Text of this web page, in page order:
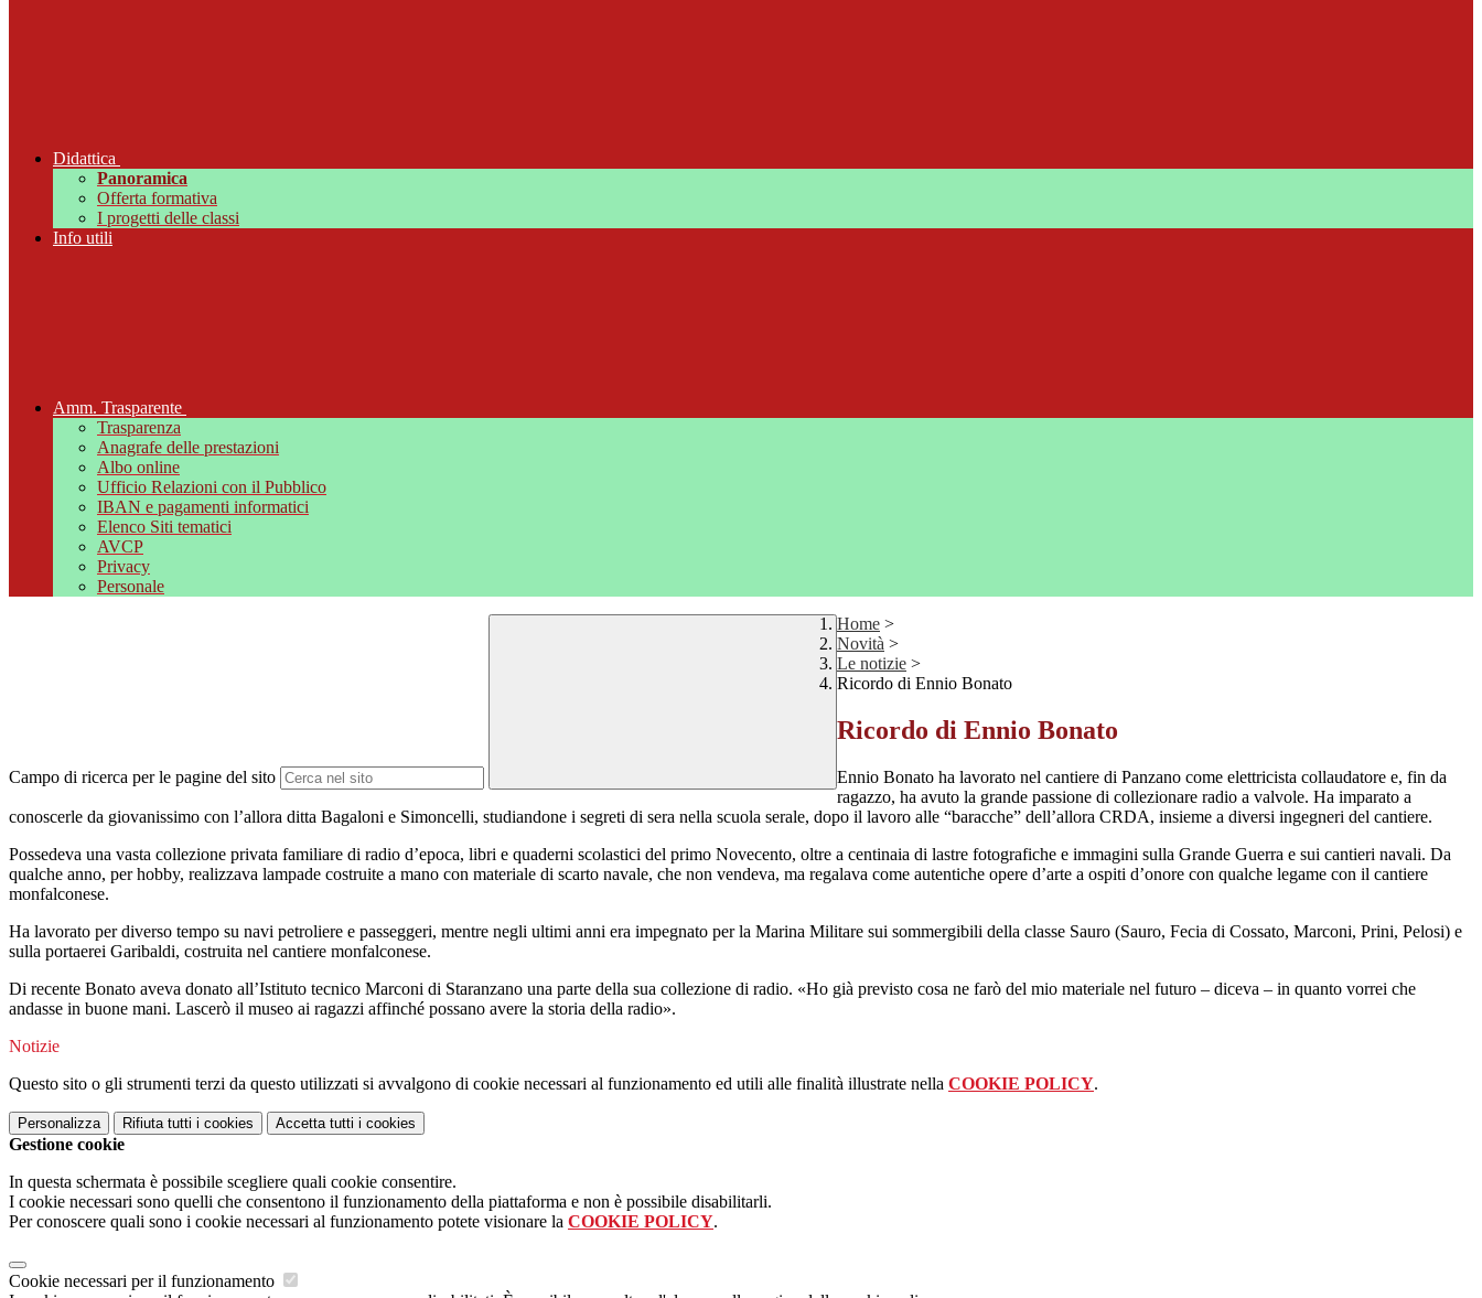
Didattica
Panoramica
Offerta formativa
I progetti delle classi
Info utili
Amm. Trasparente
Trasparenza
Anagrafe delle prestazioni
Albo online
Ufficio Relazioni con il Pubblico
IBAN e pagamenti informatici
Elenco Siti tematici
AVCP
Privacy
Personale
Campo di ricerca per le pagine del sito
Home >
Novità >
Le notizie >
Ricordo di Ennio Bonato
Ricordo di Ennio Bonato
Ennio Bonato ha lavorato nel cantiere di Panzano come elettricista collaudatore e, fin da
ragazzo, ha avuto la grande passione di collezionare radio a valvole. Ha imparato a
conoscerle da giovanissimo con l’allora ditta Bagaloni e Simoncelli, studiandone i segreti di sera nella scuola serale, dopo il lavoro alle “baracche” dell’allora CRDA, insieme a diversi ingegneri del cantiere.
Possedeva una vasta collezione privata familiare di radio d’epoca, libri e quaderni scolastici del primo Novecento, oltre a centinaia di lastre fotografiche e immagini sulla Grande Guerra e sui cantieri navali. Da
qualche anno, per hobby, realizzava lampade costruite a mano con materiale di scarto navale, che non vendeva, ma regalava come autentiche opere d’arte a ospiti d’onore con qualche legame con il cantiere
monfalconese.
Ha lavorato per diverso tempo su navi petroliere e passeggeri, mentre negli ultimi anni era impegnato per la Marina Militare sui sommergibili della classe Sauro (Sauro, Fecia di Cossato, Marconi, Prini, Pelosi) e
sulla portaerei Garibaldi, costruita nel cantiere monfalconese.
Di recente Bonato aveva donato all’Istituto tecnico Marconi di Staranzano una parte della sua collezione di radio. «Ho già previsto cosa ne farò del mio materiale nel futuro – diceva – in quanto vorrei che
andasse in buone mani. Lascerò il museo ai ragazzi affinché possano avere la storia della radio».
Notizie
Questo sito o gli strumenti terzi da questo utilizzati si avvalgono di cookie necessari al funzionamento ed utili alle finalità illustrate nella COOKIE POLICY.
Personalizza Rifiuta tutti i cookies Accetta tutti i cookies
Gestione cookie
In questa schermata è possibile scegliere quali cookie consentire.
I cookie necessari sono quelli che consentono il funzionamento della piattaforma e non è possibile disabilitarli.
Per conoscere quali sono i cookie necessari al funzionamento potete visionare la COOKIE POLICY.
Cookie necessari per il funzionamento